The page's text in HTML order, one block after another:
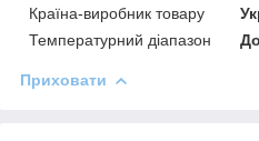
Країна-виробник товару
Температурний діапазон
Приховати